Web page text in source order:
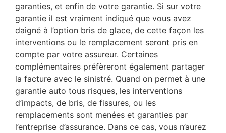
garanties, et enfin de votre garantie. Si sur votre
garantie il est vraiment indiqué que vous avez
daigné à l’option bris de glace, de cette façon les
interventions ou le remplacement seront pris en
compte par votre assureur. Certaines
complémentaires préfèreront également partager
la facture avec le sinistré. Quand on permet à une
garantie auto tous risques, les interventions
d’impacts, de bris, de fissures, ou les
remplacements sont menées et garanties par
l’entreprise d’assurance. Dans ce cas, vous n’aurez